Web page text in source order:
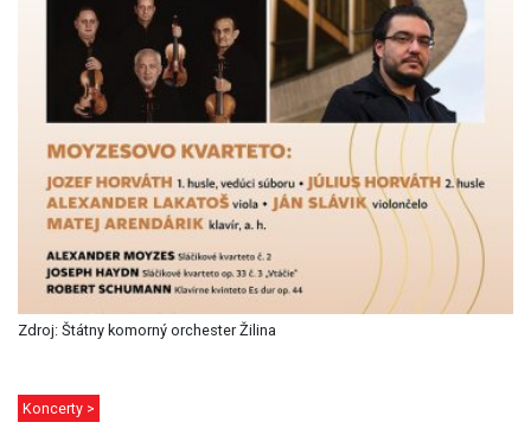
Zdroj: Štátny komorný orchester Žilina
Koncerty >